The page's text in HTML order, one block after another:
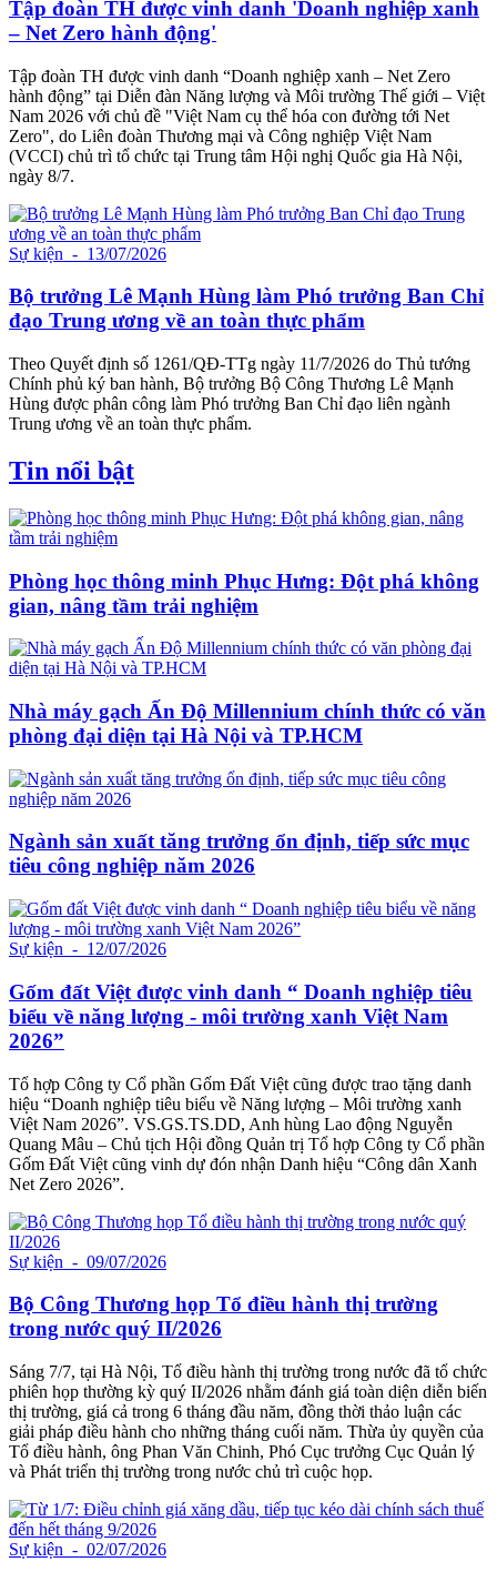
Tập đoàn TH được vinh danh 'Doanh nghiệp xanh
– Net Zero hành động'
Tập đoàn TH được vinh danh “Doanh nghiệp xanh – Net Zero
hành động” tại Diễn đàn Năng lượng và Môi trường Thế giới – Việt
Nam 2026 với chủ đề "Việt Nam cụ thể hóa con đường tới Net
Zero", do Liên đoàn Thương mại và Công nghiệp Việt Nam
(VCCI) chủ trì tổ chức tại Trung tâm Hội nghị Quốc gia Hà Nội,
ngày 8/7.
Sự kiện - 13/07/2026
Bộ trưởng Lê Mạnh Hùng làm Phó trưởng Ban Chỉ
đạo Trung ương về an toàn thực phẩm
Theo Quyết định số 1261/QĐ-TTg ngày 11/7/2026 do Thủ tướng
Chính phủ ký ban hành, Bộ trưởng Bộ Công Thương Lê Mạnh
Hùng được phân công làm Phó trưởng Ban Chỉ đạo liên ngành
Trung ương về an toàn thực phẩm.
Tin nổi bật
Phòng học thông minh Phục Hưng: Đột phá không
gian, nâng tầm trải nghiệm
Nhà máy gạch Ấn Độ Millennium chính thức có văn
phòng đại diện tại Hà Nội và TP.HCM
Ngành sản xuất tăng trưởng ổn định, tiếp sức mục
tiêu công nghiệp năm 2026
Sự kiện - 12/07/2026
Gốm đất Việt được vinh danh “ Doanh nghiệp tiêu
biểu về năng lượng - môi trường xanh Việt Nam
2026”
Tổ hợp Công ty Cổ phần Gốm Đất Việt cũng được trao tặng danh
hiệu “Doanh nghiệp tiêu biểu về Năng lượng – Môi trường xanh
Việt Nam 2026”. VS.GS.TS.DD, Anh hùng Lao động Nguyễn
Quang Mâu – Chủ tịch Hội đồng Quản trị Tổ hợp Công ty Cổ phần
Gốm Đất Việt cũng vinh dự đón nhận Danh hiệu “Công dân Xanh
Net Zero 2026”.
Sự kiện - 09/07/2026
Bộ Công Thương họp Tổ điều hành thị trường
trong nước quý II/2026
Sáng 7/7, tại Hà Nội, Tổ điều hành thị trường trong nước đã tổ chức
phiên họp thường kỳ quý II/2026 nhằm đánh giá toàn diện diễn biến
thị trường, giá cả trong 6 tháng đầu năm, đồng thời thảo luận các
giải pháp điều hành cho những tháng cuối năm. Thừa ủy quyền của
Tổ điều hành, ông Phan Văn Chinh, Phó Cục trưởng Cục Quản lý
và Phát triển thị trường trong nước chủ trì cuộc họp.
Sự kiện - 02/07/2026